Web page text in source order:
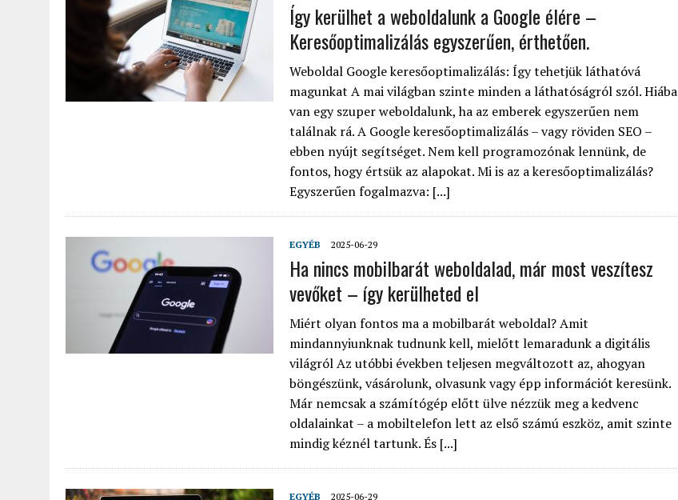
Így kerülhet a weboldalunk a Google élére –
Keresőoptimalizálás egyszerűen, érthetően.
Weboldal Google keresőoptimalizálás: Így tehetjük láthatóvá
magunkat A mai világban szinte minden a láthatóságról szól. Hiába
van egy szuper weboldalunk, ha az emberek egyszerűen nem
találnak rá. A Google keresőoptimalizálás – vagy röviden SEO –
ebben nyújt segítséget. Nem kell programozónak lennünk, de
fontos, hogy értsük az alapokat. Mi is az a keresőoptimalizálás?
Egyszerűen fogalmazva: [...]
EGYÉB 2025-06-29
Ha nincs mobilbarát weboldalad, már most veszítesz
vevőket – így kerülheted el
Miért olyan fontos ma a mobilbarát weboldal? Amit
mindannyiunknak tudnunk kell, mielőtt lemaradunk a digitális
világról Az utóbbi években teljesen megváltozott az, ahogyan
böngészünk, vásárolunk, olvasunk vagy épp információt keresünk.
Már nemcsak a számítógép előtt ülve nézzük meg a kedvenc
oldalainkat – a mobiltelefon lett az első számú eszköz, amit szinte
mindig kéznél tartunk. És [...]
EGYÉB 2025-06-29